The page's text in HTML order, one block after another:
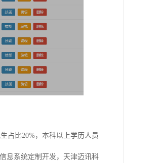
占比20%，本科以上学历人员
息系统定制开发，天津迈讯科